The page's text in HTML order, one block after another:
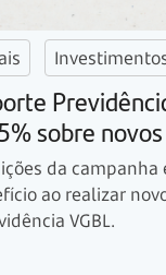
sobre
da campanha
ao realizar
VGBL.